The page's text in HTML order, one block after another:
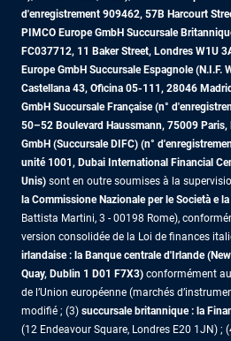
d'enregistrement 909462, 57B Harcourt
PIMCO Europe GmbH Succursale
FC037712, 11 Baker Street, Londres W1U
Europe GmbH Succursale Espagnole (N.I.F.
Castellana 43, Oficina 05-111, 28046
GmbH Succursale Française (n°
50–52 Boulevard Haussmann, 75009 Paris,
GmbH (Succursale DIFC) (n°
unité 1001, Dubai International Financial
Unis) sont en outre soumises à la
la Commissione Nazionale per le Società e
Battista Martini, 3 - 00198 Rome),
version consolidée de la Loi de finances
irlandaise : la Banque centrale d'Irlande
Quay, Dublin 1 D01 F7X3) conformément
de l’Union européenne (marchés
modifié ; (3) succursale britannique : la
(12 Endeavour Square, Londres E20 1JN) ;